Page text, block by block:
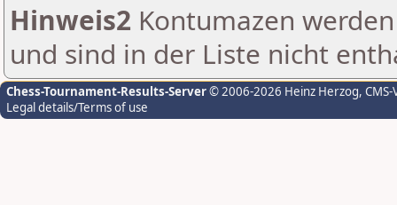
Hinweis2 Kontumazen
und sind in der Liste nicht
Chess-Tournament-Results-Server© 2006-2026 Heinz Herzog,
Legal details/Terms of use